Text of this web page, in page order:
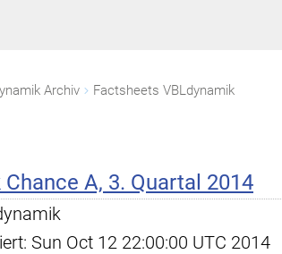
Archiv Factsheets VBLdynamik
A, 3. Quartal 2014
Sun Oct 12 22:00:00 UTC 2014